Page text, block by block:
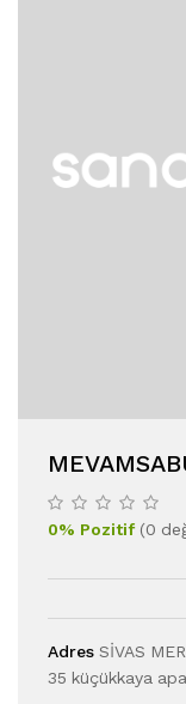
0% Pozitif(0
Adres SİVAS
35 küçükkaya